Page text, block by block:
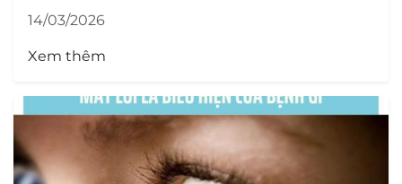
14/03/2026
Xem thêm